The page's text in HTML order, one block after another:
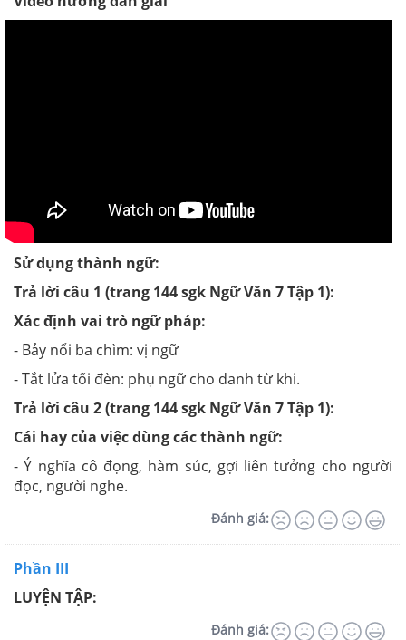
Sử dụng thành ngữ:
Trả lời câu 1 (trang 144 sgk Ngữ Văn 7 Tập 1):
Xác định vai trò ngữ pháp:
- Bảy nổi ba chìm: vị ngữ
- Tắt lửa tối đèn: phụ ngữ cho danh từ khi.
Trả lời câu 2 (trang 144 sgk Ngữ Văn 7 Tập 1):
Cái hay của việc dùng các thành ngữ:
- Ý nghĩa cô đọng, hàm súc, gợi liên tưởng cho người
đọc, người nghe.
Đánh giá:
Phần III
LUYỆN TẬP:
Đánh giá: